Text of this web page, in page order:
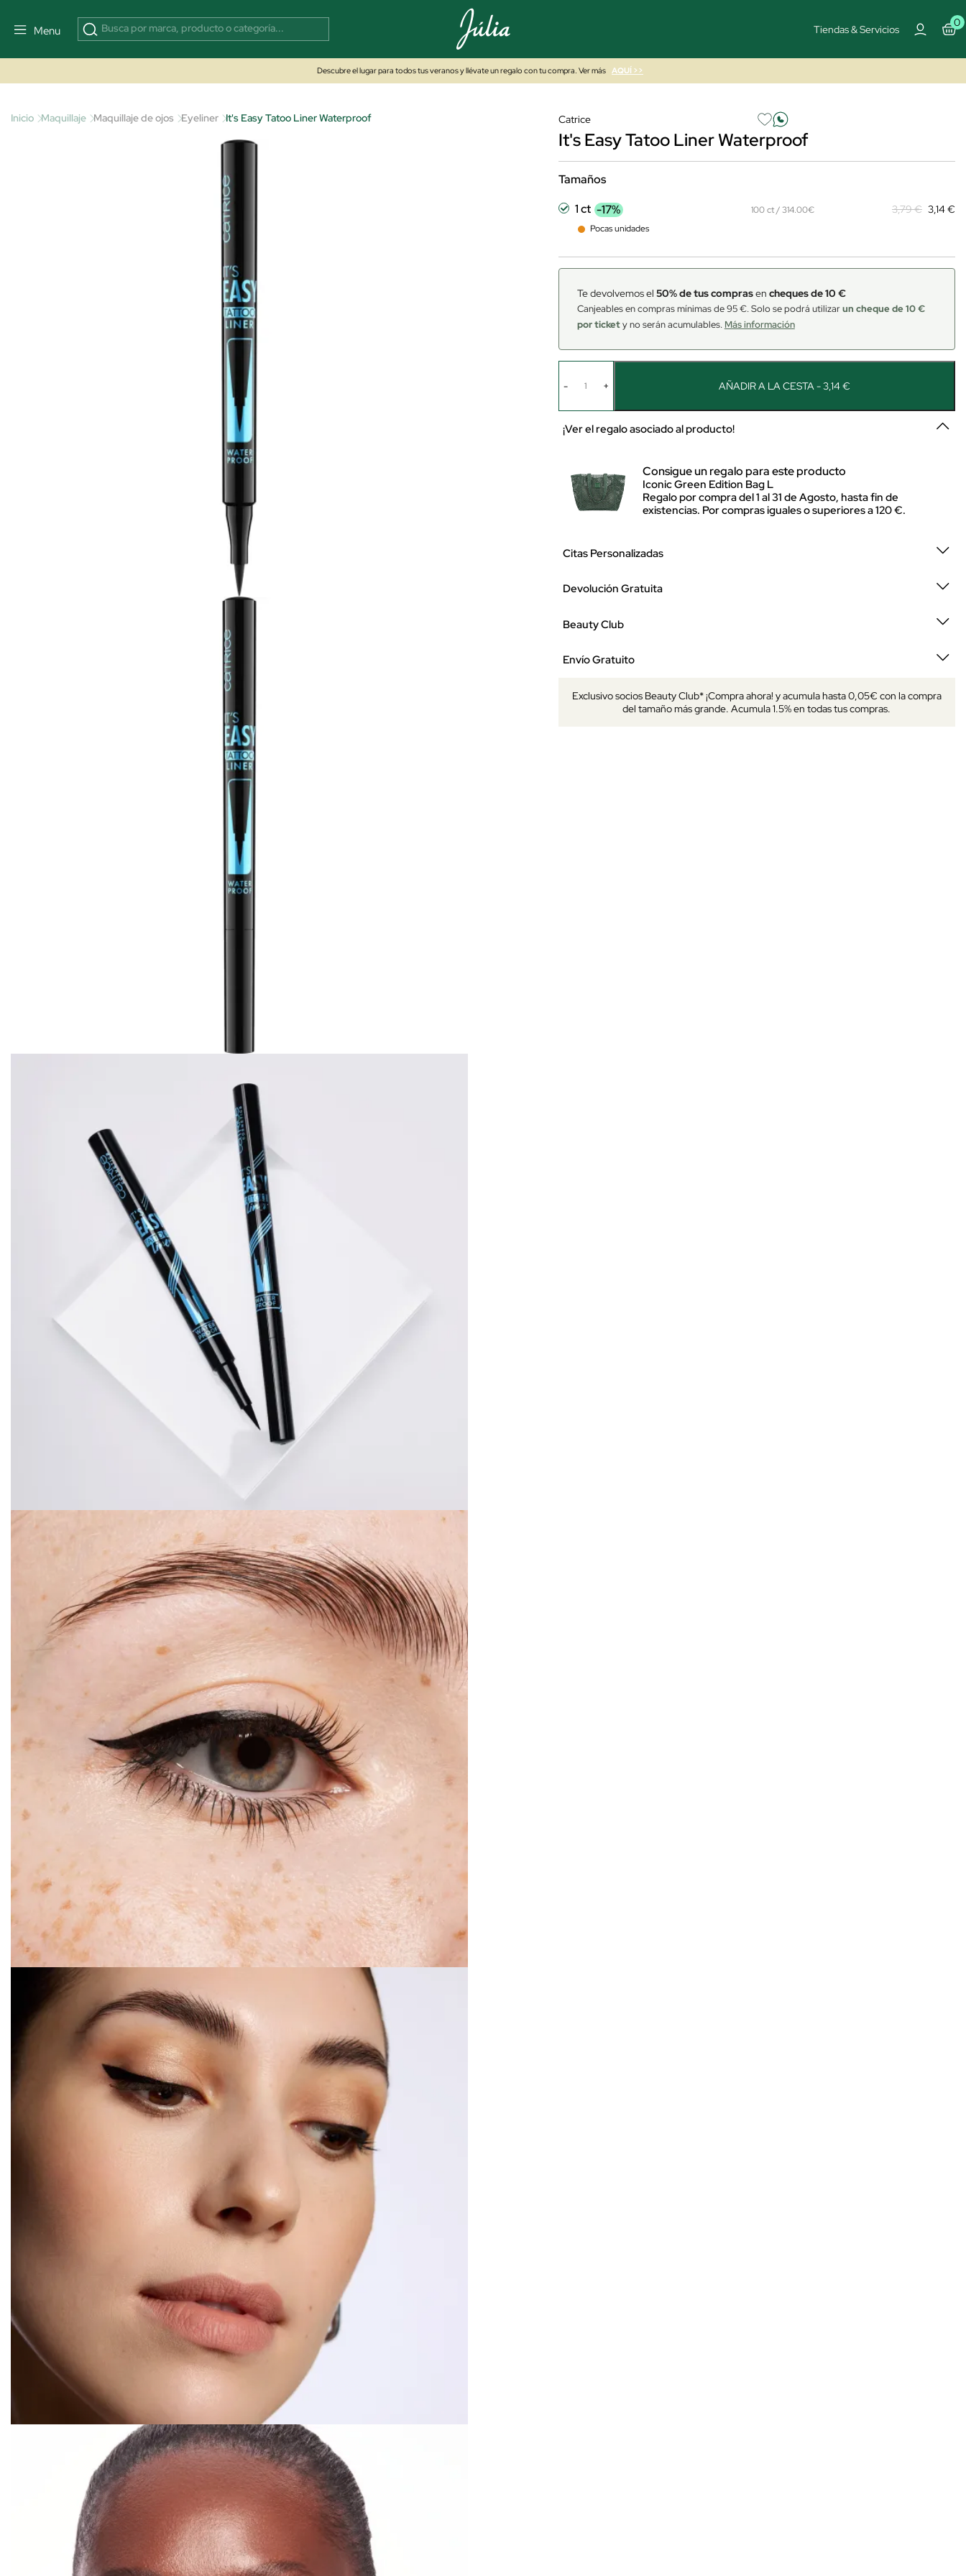
Menu Tiendas & Servicios
0
Descubre el lugar para todos tus veranos y llévate un regalo con tu compra. Ver más AQUÍ >>
Inicio Maquillaje Maquillaje de ojos Eyeliner It's Easy Tatoo Liner Waterproof Catrice
It's Easy Tatoo Liner Waterproof
Tamaños
1 ct -17%
Pocas unidades
100 ct / 314.00€ 3,79 € 3,14 €
Te devolvemos el 50% de tus comprasen cheques de 10 €
Canjeables en compras mínimas de 95 €. Solo se podrá utilizarun cheque de 10 €
por tickety no serán acumulables. Más información
- + AÑADIR A LA CESTA - 3,14 €
¡Ver el regalo asociado al producto!
Consigue un regalo para este producto
Iconic Green Edition Bag L
Regalo por compra del 1 al 31 de Agosto, hasta fin de
existencias. Por compras iguales o superiores a 120 €.
Citas Personalizadas
Devolución Gratuita
Beauty Club
Envío Gratuito
Exclusivo socios Beauty Club* ¡Compra ahora! y acumula hasta 0,05€ con la compra
del tamaño más grande. Acumula 1.5% en todas tus compras.